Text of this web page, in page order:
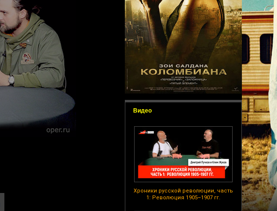
Видео
Хроники русской революции, часть
1: Революция 1905–1907 гг.